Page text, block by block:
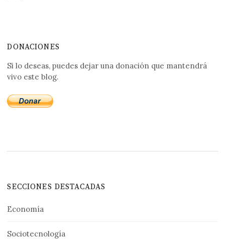
DONACIONES
Si lo deseas, puedes dejar una donación que mantendrá
vivo este blog.
SECCIONES DESTACADAS
Economía
Sociotecnología